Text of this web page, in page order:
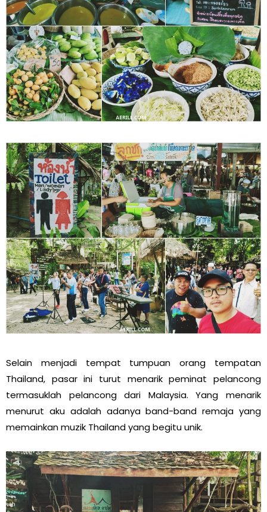
Selain menjadi tempat tumpuan orang tempatan
Thailand, pasar ini turut menarik peminat pelancong
termasuklah pelancong dari Malaysia. Yang menarik
menurut aku adalah adanya band-band remaja yang
memainkan muzik Thailand yang begitu unik.